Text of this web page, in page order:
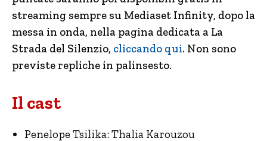
streaming sempre su Mediaset Infinity, dopo la
messa in onda, nella pagina dedicata a La
Strada del Silenzio, cliccando qui. Non sono
previste repliche in palinsesto.
Il cast
Penelope Tsilika: Thalia Karouzou